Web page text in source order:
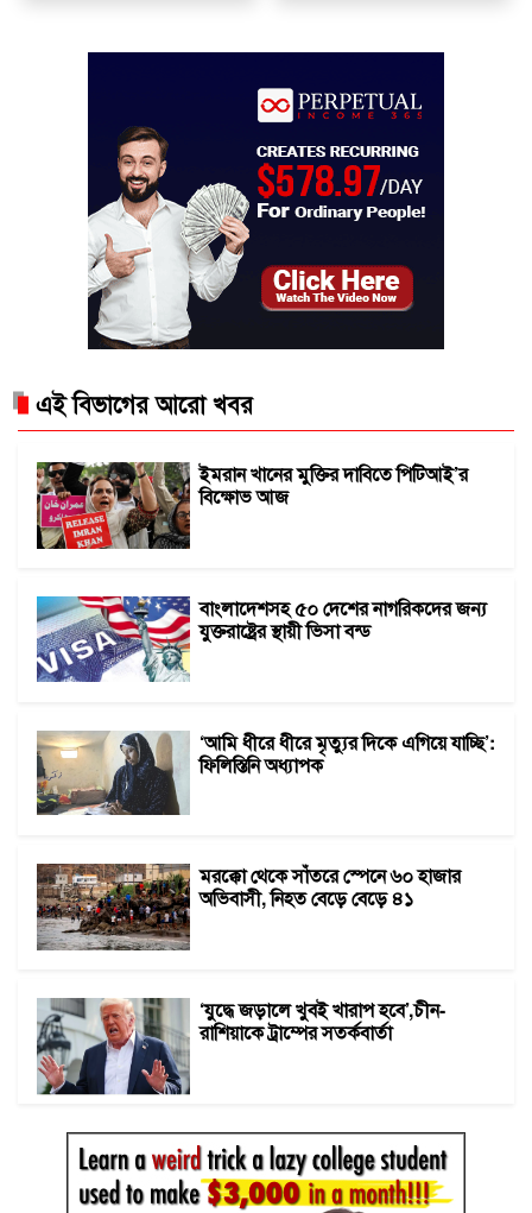
এই বিভাগের আরো খবর
ইমরান খানের মুক্তির দাবিতে পিটিআই’র
বিক্ষোভ আজ
বাংলাদেশসহ ৫০ দেশের নাগরিকদের জন্য
যুক্তরাষ্ট্রের স্থায়ী ভিসা বন্ড
‘আমি ধীরে ধীরে মৃত্যুর দিকে এগিয়ে যাচ্ছি’:
ফিলিস্তিনি অধ্যাপক
মরক্কো থেকে সাঁতরে স্পেনে ৬০ হাজার
অভিবাসী, নিহত বেড়ে বেড়ে ৪১
‘যুদ্ধে জড়ালে খুবই খারাপ হবে’,চীন-
রাশিয়াকে ট্রাম্পের সতর্কবার্তা